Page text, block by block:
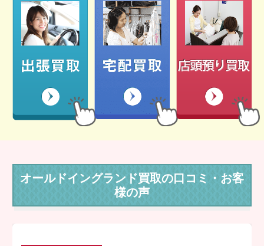
オールドイングランド買取の口コミ・お客
様の声